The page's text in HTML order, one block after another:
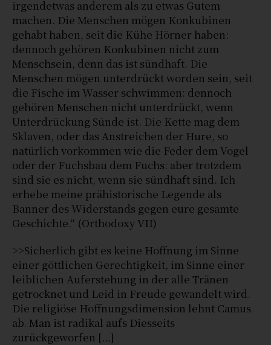
irgendetwas anderem als zu etwas Gutem
machen. Die Menschen mögen Konkubinen
gehabt haben, seit die Kühe Hörner haben:
dennoch gehören Konkubinen nicht zum
Menschsein, denn das ist sündhaft. Die
Menschen mögen unterdrückt worden sein, seit
die Fische im Wasser schwimmen: dennoch
gehören Menschen nicht unterdrückt, wenn
Unterdrückung Sünde ist. Die Kette mag dem
Sklaven, oder das Anstreichen der Hure, so
natürlich vorkommen wie die Feder dem Vogel
oder der Fuchsbau dem Fuchs: aber trotzdem
sind sie es nicht, wenn sie sündhaft sind. Ich
erhebe meine prähistorische Legende als
Banner des Widerstands gegen eure gesamte
Geschichte.“ (Orthodoxy VII)
>>Sicherlich gibt es keine Hoffnung im Sinne
einer göttlichen Gerechtigkeit, im Sinne einer
leiblichen Auferstehung in der alle Tränen
getrocknet und Leid in Freude gewandelt wird.
Die religiöse Hoffnungsdimension lehnt Camus
ab. Man ist radikal aufs Diesseits
zurückgeworfen […]